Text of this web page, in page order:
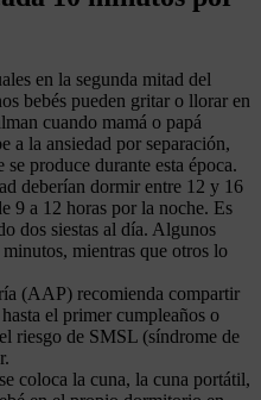
en la segunda mitad del
bebés pueden gritar o llorar en
cuando mamá o papá
a la ansiedad por separación,
produce durante esta época.
deberían dormir entre 12 y 16
9 a 12 horas por la noche. Es
dos siestas al día. Algunos
mientras que otros lo
(AAP) recomienda compartir
el primer cumpleaños o
riesgo de SMSL (síndrome de
coloca la cuna, la cuna portátil,